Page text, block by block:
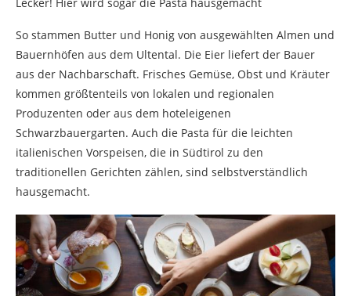
So stammen Butter und Honig von ausgewählten Almen und
Bauernhöfen aus dem Ultental. Die Eier liefert der Bauer
aus der Nachbarschaft. Frisches Gemüse, Obst und Kräuter
kommen größtenteils von lokalen und regionalen
Produzenten oder aus dem hoteleigenen
Schwarzbauergarten. Auch die Pasta für die leichten
italienischen Vorspeisen, die in Südtirol zu den
traditionellen Gerichten zählen, sind selbstverständlich
hausgemacht.